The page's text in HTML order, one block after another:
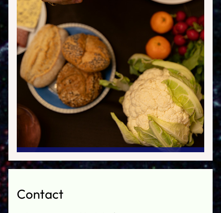
Contact